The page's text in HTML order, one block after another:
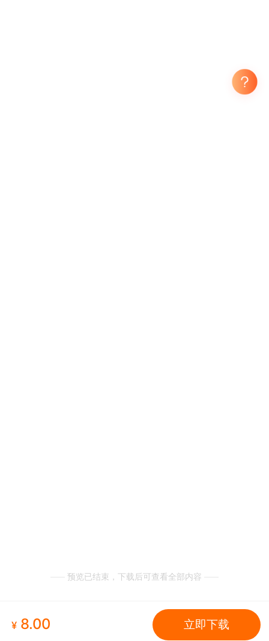
预览已结束，下载后可查看全部内容
¥ 8.00 立即下载